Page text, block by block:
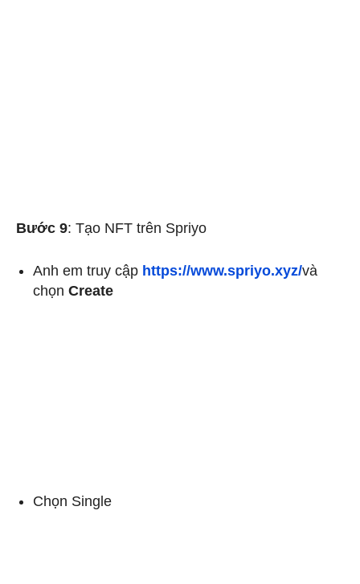
Bước 9: Tạo NFT trên Spriyo
Anh em truy cập https://www.spriyo.xyz/và
chọn Create
Chọn Single